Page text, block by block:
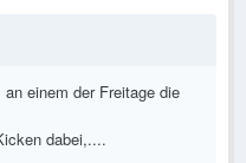
einem der Freitage die
dabei,....